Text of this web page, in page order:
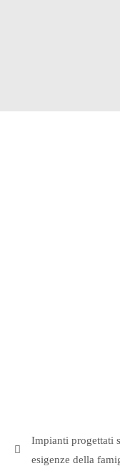
Abitazioni
Impianti progettati
esigenze della